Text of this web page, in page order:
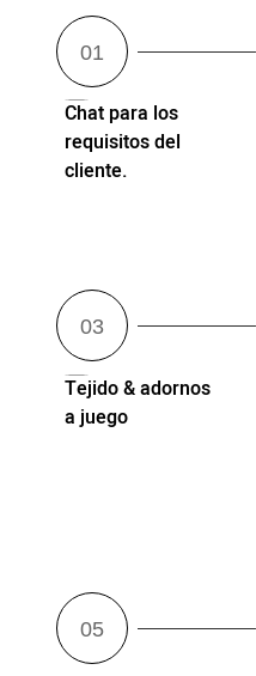
Chat para los
requisitos del
cliente.
Tejido & adornos
a juego